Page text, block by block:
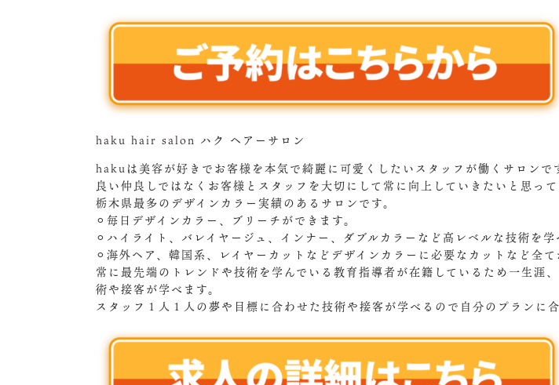
haku hair salon ハク ヘアーサロン
hakuは美容が好きでお客様を本気で綺麗に可愛くしたいスタッフが働くサロンで
良い仲良しではなくお客様とスタッフを大切にして常に向上していきたいと思って
栃木県最多のデザインカラー実績のあるサロンです。
⚪︎毎日デザインカラー、ブリーチができます。
⚪︎ハイライト、バレイヤージュ、インナー、ダブルカラーなど高レベルな技術を学
⚪︎海外ヘア、韓国系、レイヤーカットなどデザインカラーに必要なカットなど全て
常に最先端のトレンドや技術を学んでいる教育指導者が在籍しているため一生涯
術や接客が学べます。
スタッフ１人１人の夢や目標に合わせた技術や接客が学べるので自分のプランに